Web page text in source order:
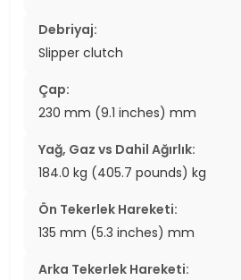
Debriyaj:
Slipper clutch
Çap:
230 mm (9.1 inches) mm
Yağ, Gaz vs Dahil Ağırlık:
184.0 kg (405.7 pounds) kg
Ön Tekerlek Hareketi:
135 mm (5.3 inches) mm
Arka Tekerlek Hareketi: